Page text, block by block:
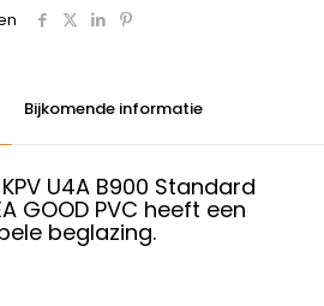
Bijkomende informatie
U4A B900 Standard
GOOD PVC heeft een
beglazing.